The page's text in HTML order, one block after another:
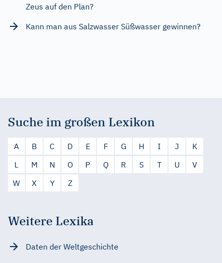
Zeus auf den Plan?
Kann man aus Salzwasser Süßwasser gewinnen?
Suche im großen Lexikon
A B C D E F G H I J
K
L
M N O P Q R S T U
V
W
X Y Z
Weitere Lexika
Daten der Weltgeschichte